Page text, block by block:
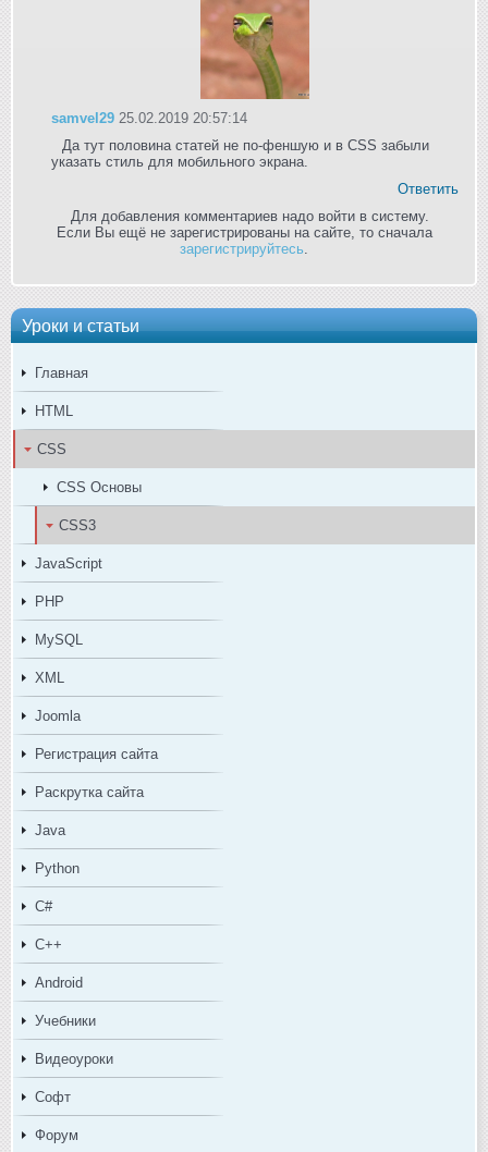
Уроки и статьи
Главная
HTML
CSS
CSS Основы
CSS3
JavaScript
PHP
MySQL
XML
Joomla
Регистрация сайта
Раскрутка сайта
Java
Python
C#
C++
Android
Учебники
Видеоуроки
Софт
Форум
samvel29 25.02.2019 20:57:14
Да тут половина статей не по-феншую и в CSS забыли
указать стиль для мобильного экрана.
Ответить
Для добавления комментариев надо войти в систему.
Если Вы ещё не зарегистрированы на сайте, то сначала
зарегистрируйтесь.